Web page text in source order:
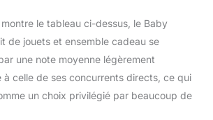
montre le tableau ci-dessus, le Baby
de jouets et ensemble cadeau se
une note moyenne légèrement
à celle de ses concurrents directs, ce qui
un choix privilégié par beaucoup de